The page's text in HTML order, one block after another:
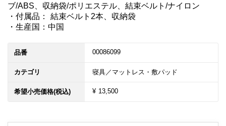
ブ/ABS、収納袋/ポリエステル、結束ベルト/ナイロン
・付属品： 結束ベルト2本、収納袋
・生産国：中国
品番 00086099
カテゴリ 寝具／マットレス・敷パッド
希望小売価格(税込) ¥ 13,500